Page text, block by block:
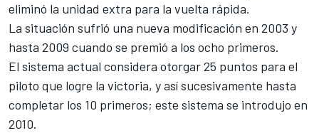
eliminó la unidad extra para la vuelta rápida.
La situación sufrió una nueva modificación en 2003 y
hasta 2009 cuando se premió a los ocho primeros.
El sistema actual considera otorgar 25 puntos para el
piloto que logre la victoria, y así sucesivamente hasta
completar los 10 primeros; este sistema se introdujo en
2010.